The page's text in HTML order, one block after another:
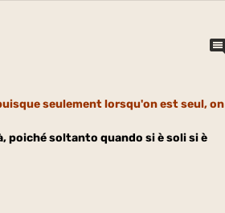
seulement lorsqu'on est seul, on
poiché soltanto quando si è soli si è